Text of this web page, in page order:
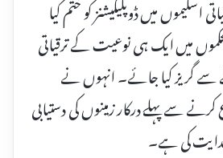
اسکیموں میں ڈوپلیکیشنز کو ختم کیا
میں ایک ہی نوعیت کے ترقیاتی
گریز کیا جائے۔ انہوں نے
سے پہلے درکار زمینوں کی دستیابی
ہدایت کی ہے۔